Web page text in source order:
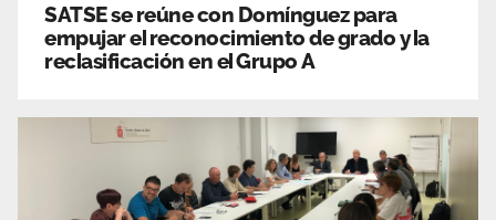
SATSE se reúne con Domínguez para
empujar el reconocimiento de grado y la
reclasificación en el Grupo A